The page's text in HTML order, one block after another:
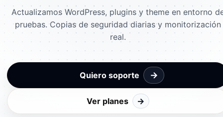
Actualizamos WordPress, plugins y theme en entorno
pruebas. Copias de seguridad diarias y monitorización
real.
Quiero soporte →
Ver planes →